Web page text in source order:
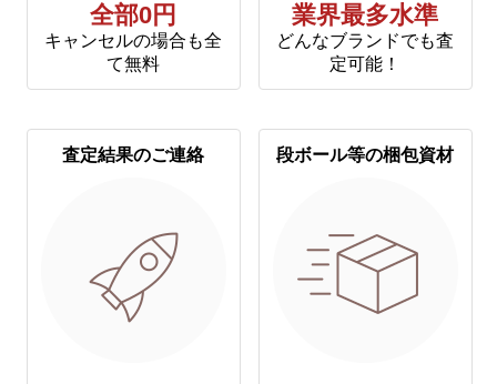
全部0円
キャンセルの場合も全
て無料
業界最多水準
どんなブランドでも査
定可能！
査定結果のご連絡 段ボール等の梱包資材